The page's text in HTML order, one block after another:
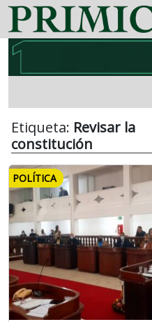
Etiqueta: Revisar la
constitución
POLÍTICA